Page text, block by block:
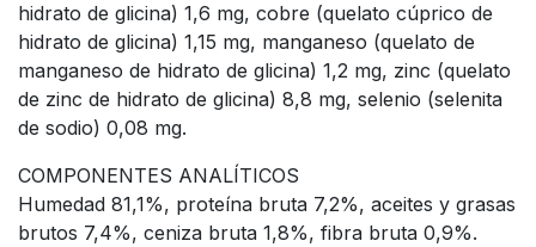
hidrato de glicina) 1,6 mg, cobre (quelato cúprico de
hidrato de glicina) 1,15 mg, manganeso (quelato de
manganeso de hidrato de glicina) 1,2 mg, zinc (quelato
de zinc de hidrato de glicina) 8,8 mg, selenio (selenita
de sodio) 0,08 mg.
COMPONENTES ANALÍTICOS
Humedad 81,1%, proteína bruta 7,2%, aceites y grasas
brutos 7,4%, ceniza bruta 1,8%, fibra bruta 0,9%.